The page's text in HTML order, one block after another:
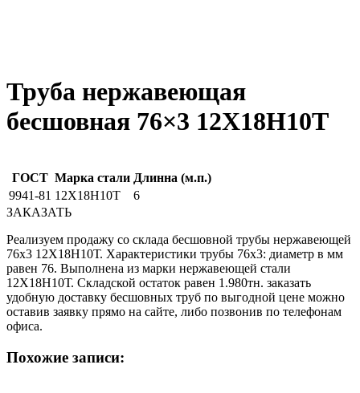
Труба нержавеющая
бесшовная 76×3 12X18Н10Т
ГОСТ Марка стали Длинна (м.п.)
9941-81 12Х18Н10Т
6
ЗАКАЗАТЬ
Реализуем продажу со склада бесшовной трубы нержавеющей
76х3 12Х18Н10Т. Характеристики трубы 76х3: диаметр в мм
равен 76. Выполнена из марки нержавеющей стали
12Х18Н10Т. Складской остаток равен 1.980тн. заказать
удобную доставку бесшовных труб по выгодной цене можно
оставив заявку прямо на сайте, либо позвонив по телефонам
офиса.
Похожие записи: